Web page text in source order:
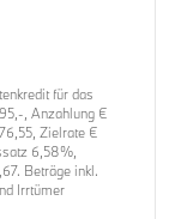
für das
, Anzahlung €
Zielrate €
6,58%,
Beträge inkl.
Irrtümer